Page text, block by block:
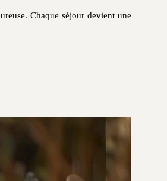
Chaque séjour devient une